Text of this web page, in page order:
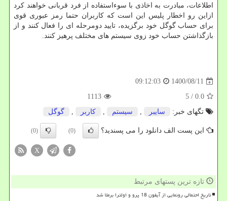
اطلاعات، مبادرت به اخاذی با سوءاستفاده از فرد قربانی خواهند کرد
ازاین رو اخطار پلیس این است که کاربران حتما رمز عبوری قوی
برای حساب گوگل خود برگزیده، تایید دومرحله ای را فعال کنند و از
بازگذاشتن حساب خود زوی سیستم های مختلف پرهیز کنند.
1400/08/11
09:12:03
0.0
/ 5
1113
تگهای خبر:
سایبر , سیستم , كاربر , گوگل
این پست الف دانلود را می پسندید؟ (0)
(0)
X
تازه ترین پستهای مرتبط
تاریخ احتمالی رونمایی از آیفون 18 پرو و اولترا برملا شد